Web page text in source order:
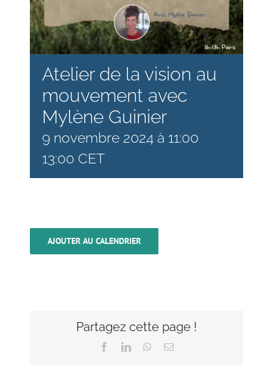
Atelier de la vision au
mouvement avec
Mylène Guinier
9 novembre 2024 à 11:00
13:00 CET
AJOUTER AU CALENDRIER
Partagez cette page !
FacebookLinkedInWhatsApp
Email